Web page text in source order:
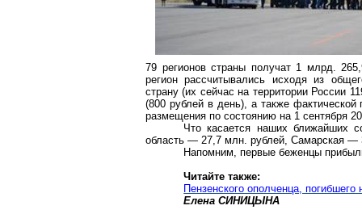
79 регионов страны получат 1 млрд.
регион рассчитывались исходя из
страну (их сейчас на территории России
(800 рублей в день), а также фактической
размещения по состоянию на 1 сентября
Что касается наших ближайших
область — 27,7 млн. рублей, Самарская
Напомним,первые беженцы
Читайте также:
Пензенского ополченца,
Елена СИНИЦЫНА